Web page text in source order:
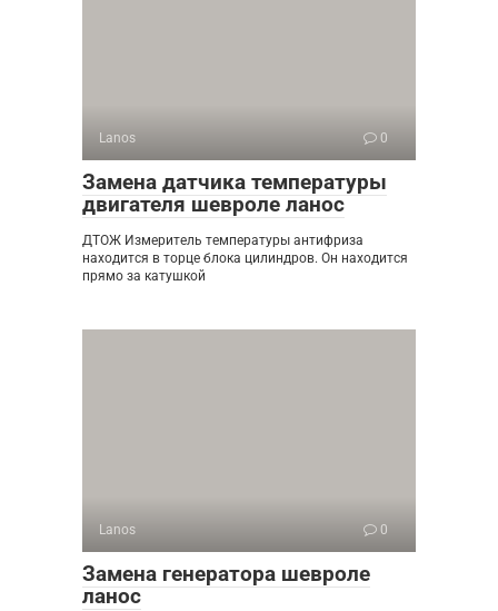
Lanos 0
Замена датчика температуры
двигателя шевроле ланос
ДТОЖ Измеритель температуры антифриза
находится в торце блока цилиндров. Он находится
прямо за катушкой
Lanos 0
Замена генератора шевроле
ланос